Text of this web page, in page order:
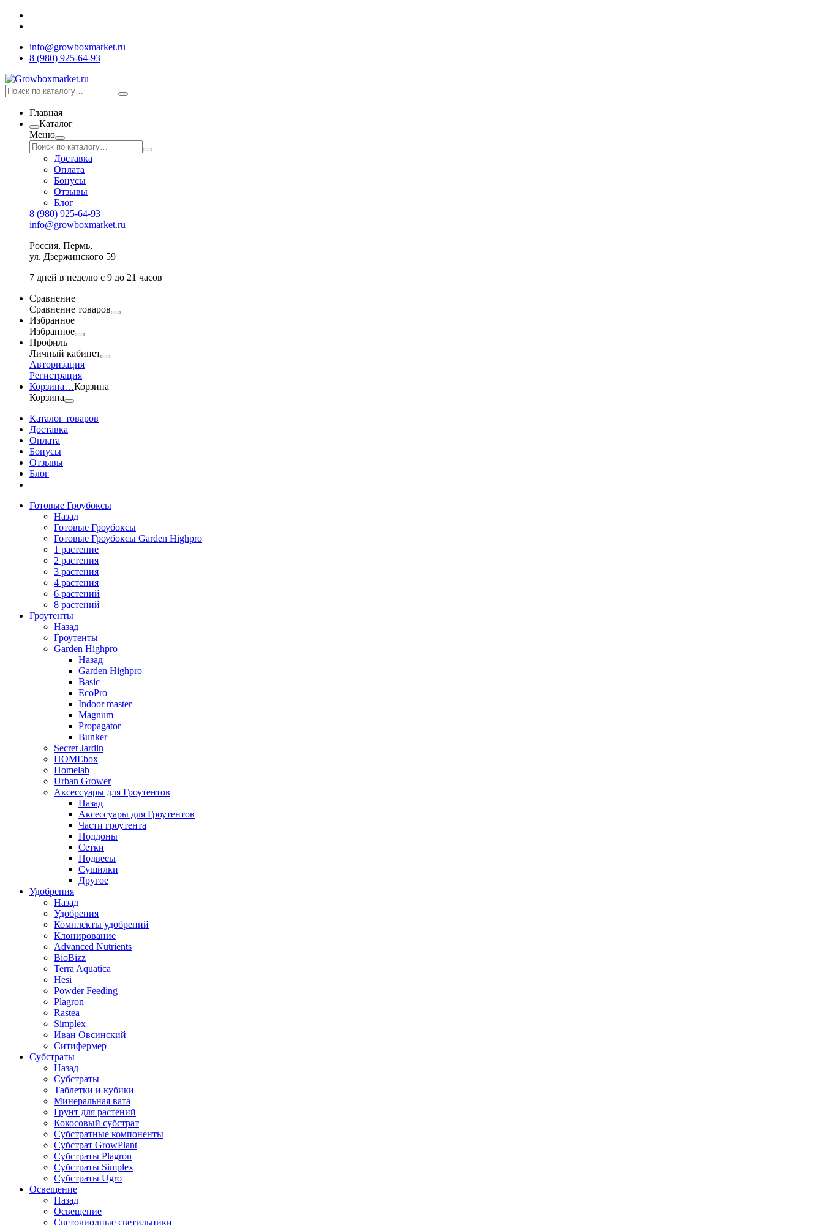
info@growboxmarket.ru
8 (980) 925-64-93
Главная
Каталог
Меню
Доставка
Оплата
Бонусы
Отзывы
Блог
8 (980) 925-64-93
info@growboxmarket.ru
Россия, Пермь,
ул. Дзержинского 59
7 дней в неделю с 9 до 21 часов
Сравнение
Сравнение товаров
Избранное
Избранное
Профиль
Личный кабинет
Авторизация
Регистрация
Корзина…Корзина
Корзина
Каталог товаров
Доставка
Оплата
Бонусы
Отзывы
Блог
Готовые Гроубоксы
Назад
Готовые Гроубоксы
Готовые Гроубоксы Garden Highpro
1 растение
2 растения
3 растения
4 растения
6 растений
8 растений
Гроутенты
Назад
Гроутенты
Garden Highpro
Назад
Garden Highpro
Basic
EcoPro
Indoor master
Magnum
Propagator
Bunker
Secret Jardin
HOMEbox
Homelab
Urban Grower
Аксессуары для Гроутентов
Назад
Аксессуары для Гроутентов
Части гроутента
Поддоны
Сетки
Подвесы
Сушилки
Другое
Удобрения
Назад
Удобрения
Комплекты удобрений
Клонирование
Advanced Nutrients
BioBizz
Terra Aquatica
Hesi
Powder Feeding
Plagron
Rastea
Simplex
Иван Овсинский
Ситифермер
Субстраты
Назад
Субстраты
Таблетки и кубики
Минеральная вата
Грунт для растений
Кокосовый субстрат
Субстратные компоненты
Субстрат GrowPlant
Субстраты Plagron
Субстраты Simplex
Субстраты Ugro
Освещение
Назад
Освещение
Светодиодные светильники